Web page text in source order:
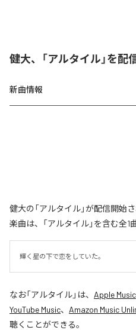
健大、「アルタイル」を配
新曲情報
健大の「アルタイル」が配信開始
楽曲は、「アルタイル」を含む全1
輝く星の下で恋をしていた。
なお「アルタイル」は、 Apple Music
YouTube Music、 Amazon Music
聴くことができる。